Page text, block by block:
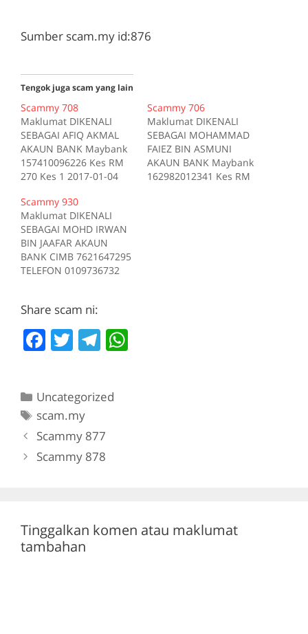
Sumber scam.my id:876
Tengok juga scam yang lain
Scammy 708
Maklumat DIKENALI
SEBAGAI AFIQ AKMAL
AKAUN BANK Maybank
157410096226 Kes RM
270 Kes 1 2017-01-04
Sumber scam.my id:708
Scammy 706
Maklumat DIKENALI
SEBAGAI MOHAMMAD
FAIEZ BIN ASMUNI
AKAUN BANK Maybank
162982012341 Kes RM
Scammy 930
Maklumat DIKENALI
SEBAGAI MOHD IRWAN
BIN JAAFAR AKAUN
BANK CIMB 7621647295
TELEFON 0109736732
deskripsi Sumber
Share scam ni:
F
a
e
b
o
o
T
w
er
T
el
gr
a
m
Categories
Uncategorized
Tags
scam.my
Scammy 877
Scammy 878
Tinggalkan komen atau maklumat
tambahan